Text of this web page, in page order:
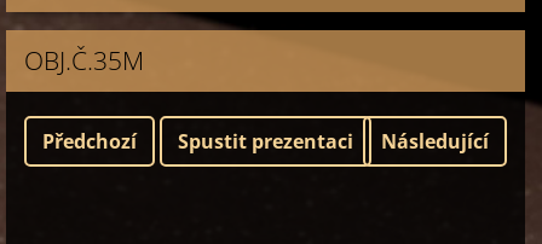
OBJ.Č.35M
Předchozí Spustit prezentaci Následující